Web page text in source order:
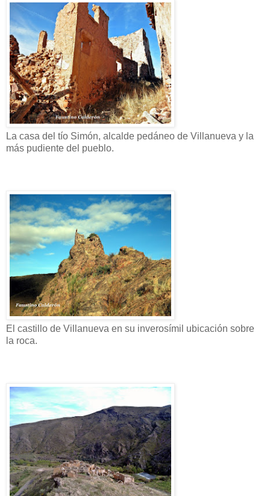
La casa del tío Simón, alcalde pedáneo de Villanueva y la
más pudiente del pueblo.
El castillo de Villanueva en su inverosímil ubicación sobre
la roca.